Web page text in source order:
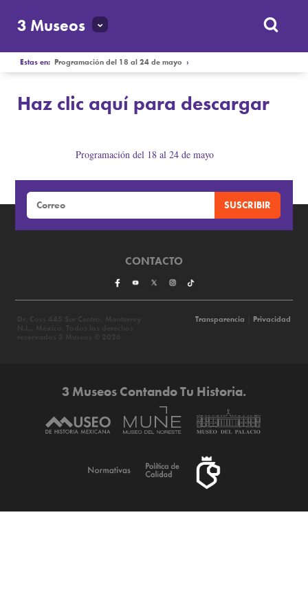
3 Museos
Estas en:Programación del 18 al 24 de mayo ›
Haz clic aquí para descargar
Programación del 18 al 24 de mayo
Haz clic aquí para descargar
CONTACTO
Transparencia Privacidad
3 Museos Contando Tu Historia.